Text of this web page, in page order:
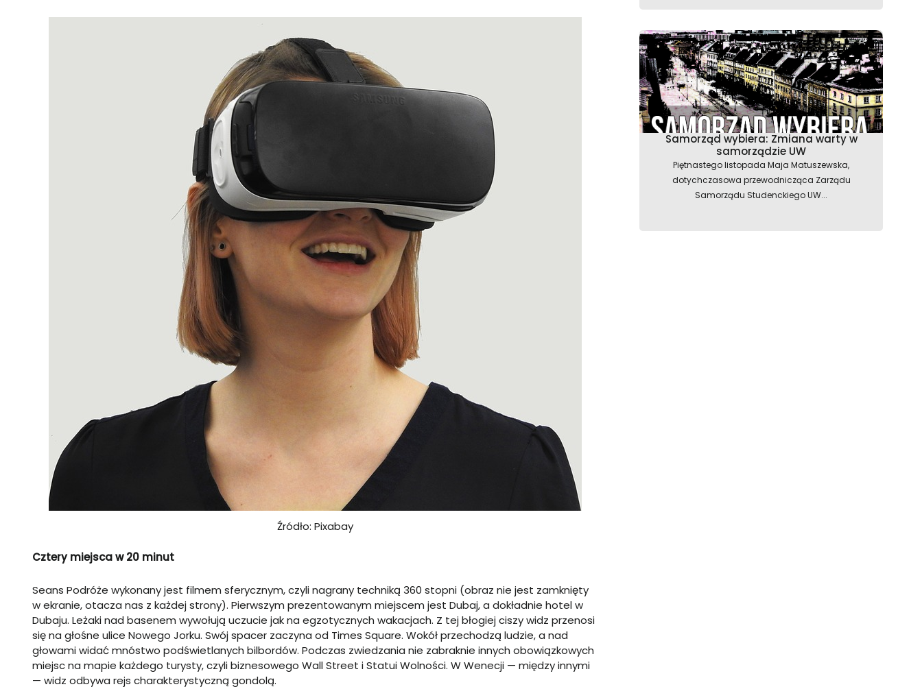
Źródło: Pixabay
Cztery miejsca w 20 minut
Seans Podróże wykonany jest filmem sferycznym, czyli nagrany techniką 360 stopni (obraz nie jest zamknięty
w ekranie, otacza nas z każdej strony). Pierwszym prezentowanym miejscem jest Dubaj, a dokładnie hotel w
Dubaju. Leżaki nad basenem wywołują uczucie jak na egzotycznych wakacjach. Z tej błogiej ciszy widz przenosi
się na głośne ulice Nowego Jorku. Swój spacer zaczyna od Times Square. Wokół przechodzą ludzie, a nad
głowami widać mnóstwo podświetlanych bilbordów. Podczas zwiedzania nie zabraknie innych obowiązkowych
miejsc na mapie każdego turysty, czyli biznesowego Wall Street i Statui Wolności. W Wenecji — między innymi
— widz odbywa rejs charakterystyczną gondolą.
Samorząd wybiera: Zmiana warty w
samorządzie UW
Piętnastego listopada Maja Matuszewska,
dotychczasowa przewodnicząca Zarządu
Samorządu Studenckiego UW...